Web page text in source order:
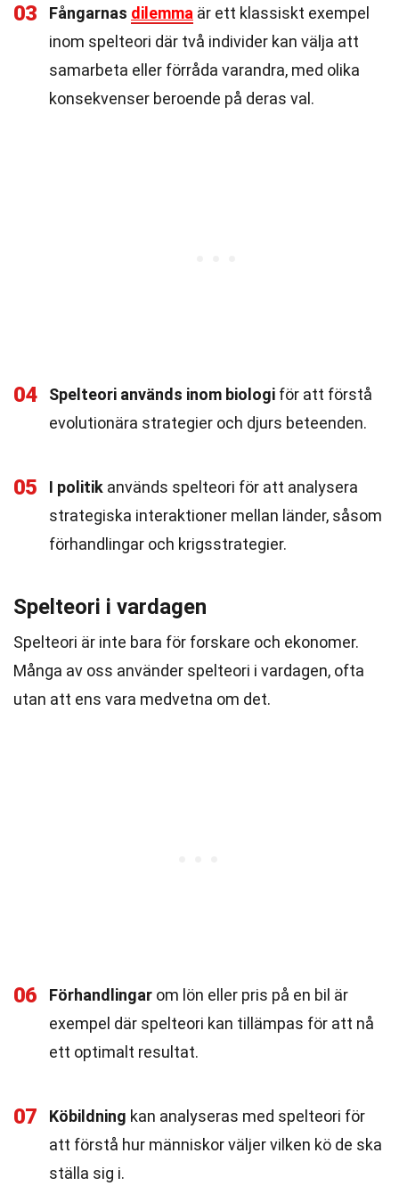
03 Fångarnas dilemma är ett klassiskt exempel
inom spelteori där två individer kan välja att
samarbeta eller förråda varandra, med olika
konsekvenser beroende på deras val.
04 Spelteori används inom biologi för att förstå
evolutionära strategier och djurs beteenden.
05 I politik används spelteori för att analysera
strategiska interaktioner mellan länder, såsom
förhandlingar och krigsstrategier.
Spelteori i vardagen
Spelteori är inte bara för forskare och ekonomer.
Många av oss använder spelteori i vardagen, ofta
utan att ens vara medvetna om det.
06 Förhandlingar om lön eller pris på en bil är
exempel där spelteori kan tillämpas för att nå
ett optimalt resultat.
07 Köbildning kan analyseras med spelteori för
att förstå hur människor väljer vilken kö de ska
ställa sig i.